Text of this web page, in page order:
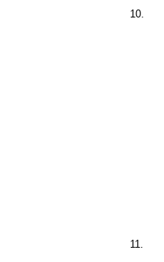
10.
11.